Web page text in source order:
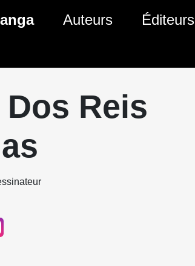
Manga
Auteurs Éditeurs
Reis